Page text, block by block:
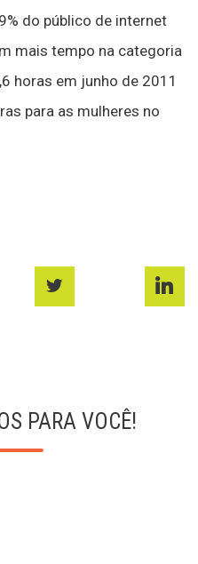
do público de internet
mais tempo na categoria
horas em junho de 2011
para as mulheres no
PARA VOCÊ!